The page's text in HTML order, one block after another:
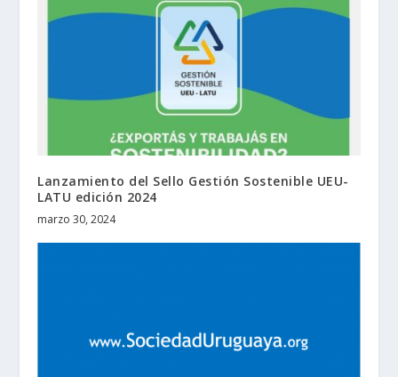
Lanzamiento del Sello Gestión Sostenible UEU-
LATU edición 2024
marzo 30, 2024